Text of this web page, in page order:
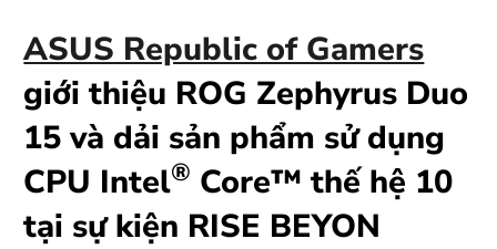
ASUS Republic of Gamers
giới thiệu ROG Zephyrus Duo
15 và dải sản phẩm sử dụng
CPU Intel® Core™ thế hệ 10
tại sự kiện RISE BEYON